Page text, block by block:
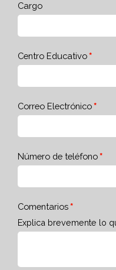
Cargo
Centro Educativo
Correo Electrónico
Número de teléfono
Comentarios
Explica brevemente lo